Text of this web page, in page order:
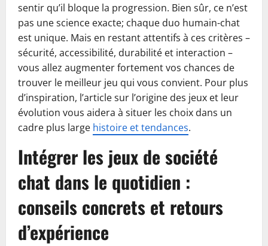
sentir qu’il bloque la progression. Bien sûr, ce n’est
pas une science exacte; chaque duo humain-chat
est unique. Mais en restant attentifs à ces critères –
sécurité, accessibilité, durabilité et interaction –
vous allez augmenter fortement vos chances de
trouver le meilleur jeu qui vous convient. Pour plus
d’inspiration, l’article sur l’origine des jeux et leur
évolution vous aidera à situer les choix dans un
cadre plus large histoire et tendances.
Intégrer les jeux de société
chat dans le quotidien :
conseils concrets et retours
d’expérience